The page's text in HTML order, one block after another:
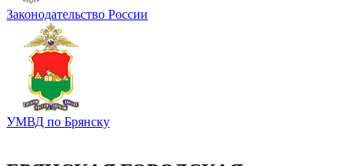
Законодательство России
УМВД по Брянску